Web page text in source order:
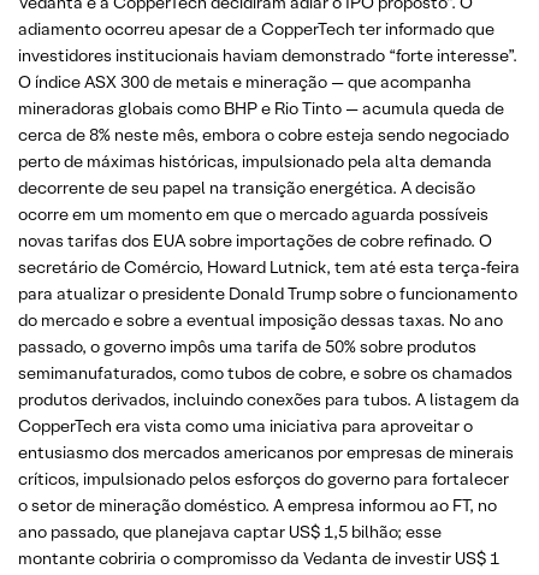
adiamento ocorreu apesar de a CopperTech ter informado que
investidores institucionais haviam demonstrado “forte interesse”.
O índice ASX 300 de metais e mineração — que acompanha
mineradoras globais como BHP e Rio Tinto — acumula queda de
cerca de 8% neste mês, embora o cobre esteja sendo negociado
perto de máximas históricas, impulsionado pela alta demanda
decorrente de seu papel na transição energética. A decisão
ocorre em um momento em que o mercado aguarda possíveis
novas tarifas dos EUA sobre importações de cobre refinado. O
secretário de Comércio, Howard Lutnick, tem até esta terça-feira
para atualizar o presidente Donald Trump sobre o funcionamento
do mercado e sobre a eventual imposição dessas taxas. No ano
passado, o governo impôs uma tarifa de 50% sobre produtos
semimanufaturados, como tubos de cobre, e sobre os chamados
produtos derivados, incluindo conexões para tubos. A listagem da
CopperTech era vista como uma iniciativa para aproveitar o
entusiasmo dos mercados americanos por empresas de minerais
críticos, impulsionado pelos esforços do governo para fortalecer
o setor de mineração doméstico. A empresa informou ao FT, no
ano passado, que planejava captar US$ 1,5 bilhão; esse
montante cobriria o compromisso da Vedanta de investir US$ 1